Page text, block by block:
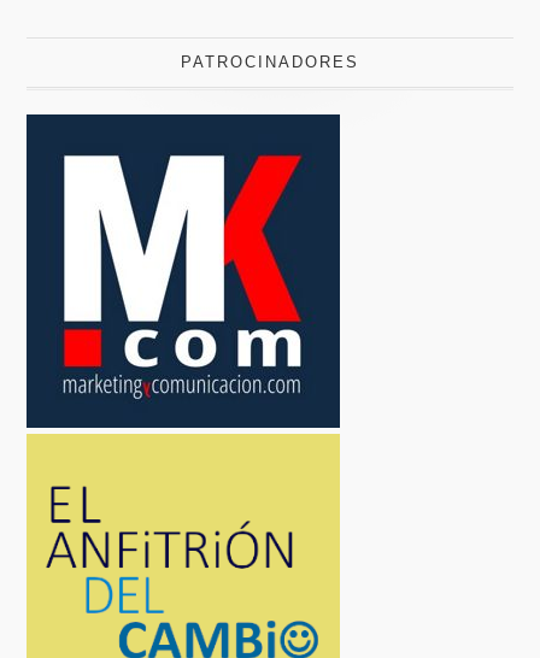
PATROCINADORES